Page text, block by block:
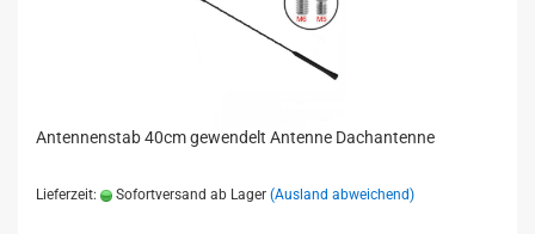
Antennenstab 40cm gewendelt Antenne Dachantenne
Lieferzeit: Sofortversand ab Lager (Ausland abweichend)